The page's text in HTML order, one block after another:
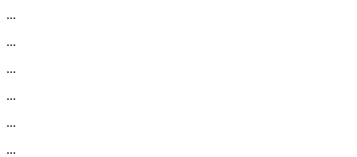
...
...
...
...
...
...